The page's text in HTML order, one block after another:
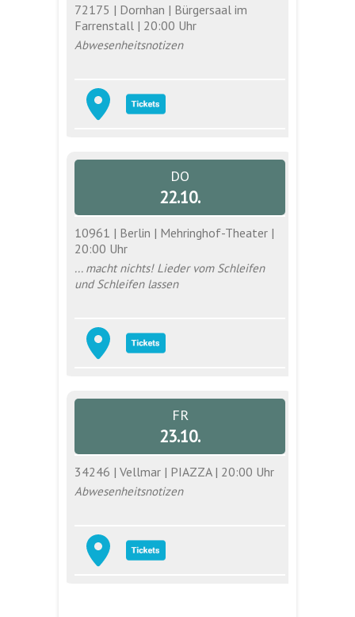
72175 | Dornhan | Bürgersaal im
Farrenstall | 20:00 Uhr
Abwesenheitsnotizen
DO
22.10.
10961 | Berlin | Mehringhof-Theater |
20:00 Uhr
... macht nichts! Lieder vom Schleifen
und Schleifen lassen
FR
23.10.
34246 | Vellmar | PIAZZA | 20:00 Uhr
Abwesenheitsnotizen